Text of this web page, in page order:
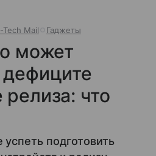
Tech Mail Гаджеты
может
дефиците
релиза: что
подготовить